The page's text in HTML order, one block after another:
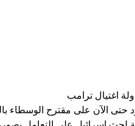
اغتيال ترامب
حتى الآن على مقترح الوسطاء